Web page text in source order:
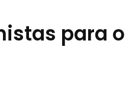
para o